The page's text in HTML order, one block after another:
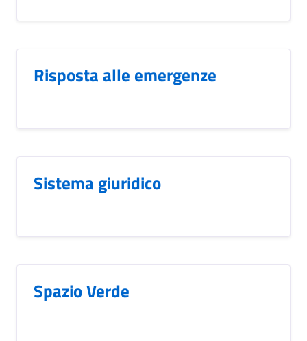
Risposta alle emergenze
Sistema giuridico
Spazio Verde